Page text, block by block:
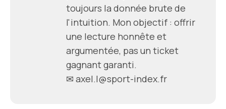
toujours la donnée brute de
l'intuition. Mon objectif : offrir
une lecture honnête et
argumentée, pas un ticket
gagnant garanti.
✉ axel.l@sport-index.fr